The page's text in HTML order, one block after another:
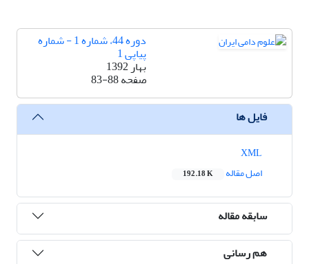
دوره 44، شماره 1 - شماره
پیاپی 1
بهار 1392
صفحه83-88
فایل ها
اصل مقاله
192.18 K
سابقه مقاله
هم رسانی